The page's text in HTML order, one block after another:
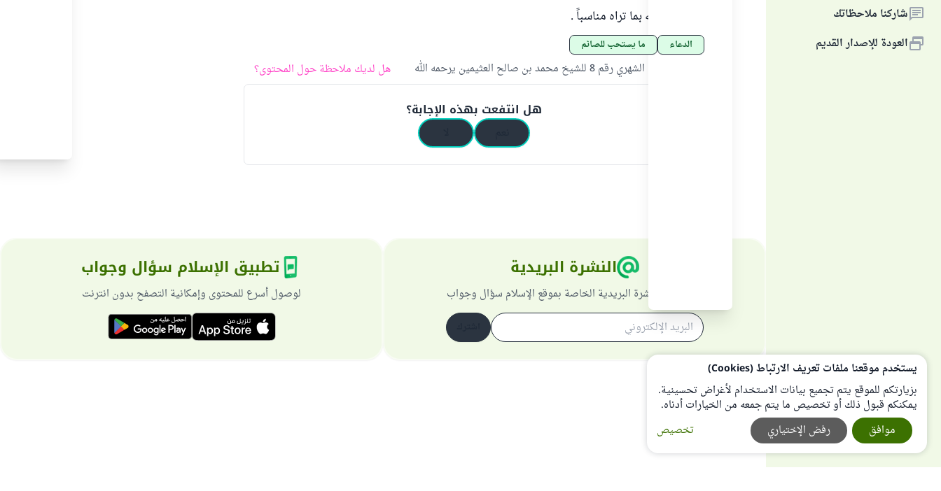
شاركنا ملاحظاتك
العودة للإصدار القديم
فأنت ادع الله بما تراه مناسباً .
الدعاء ما يستحب للصائم
اللقاء الشهري رقم 8 للشيخ محمد بن صالح العثيمين يرحمه الله هل لديك ملاحظة حول المحتوى؟
هل انتفعت بهذه الإجابة؟
النشرة البريدية
اشترك في النشرة البريدية الخاصة بموقع الإسلام سؤال وجواب
تطبيق الإسلام سؤال وجواب
لوصول أسرع للمحتوى وإمكانية التصفح بدون انترنت
يستخدم موقعنا ملفات تعريف الارتباط (Cookies)
بزيارتكم للموقع يتم تجميع بيانات الاستخدام لأغراض تحسينية.
يمكنكم قبول ذلك أو تخصيص ما يتم جمعه من الخيارات أدناه.
تخصيص
رفض الإختياري موافق